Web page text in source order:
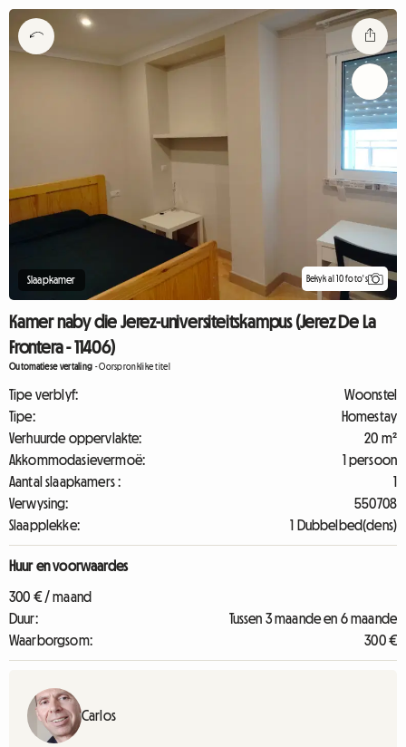
Slaapkamer Bekyk al 10 foto's
Kamer naby die Jerez-universiteitskampus (Jerez De La
Frontera - 11406)
Outomatiese vertaling -Oorspronklike titel
Tipe verblyf:
Woonstel
Tipe:
Homestay
Verhuurde oppervlakte:
20 m²
Akkommodasievermoë:
1 persoon
Aantal slaapkamers :
1
Verwysing:
550708
Slaapplekke:
1 Dubbelbed(dens)
Huur en voorwaardes
300 € / maand
Duur:
Tussen 3 maande en 6 maande
Waarborgsom:
300 €
Carlos